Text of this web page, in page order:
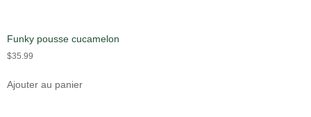
Funky pousse cucamelon
$35.99
Ajouter au panier